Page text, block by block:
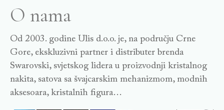
O nama
Od 2003. godine Ulis d.o.o. je, na području Crne
Gore, ekskluzivni partner i distributer brenda
Swarovski, svjetskog lidera u proizvodnji kristalnog
nakita, satova sa švajcarskim mehanizmom, modnih
aksesoara, kristalnih figura…